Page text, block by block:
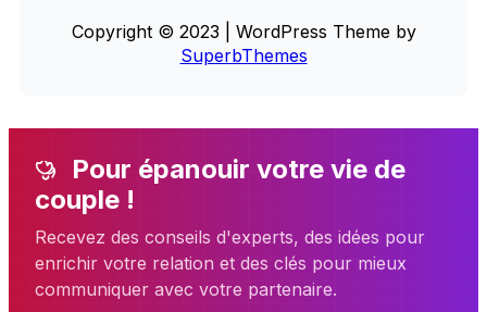
Copyright © 2023 | WordPress Theme by
SuperbThemes
Pour épanouir votre vie de
couple !
Recevez des conseils d'experts, des idées pour
enrichir votre relation et des clés pour mieux
communiquer avec votre partenaire.